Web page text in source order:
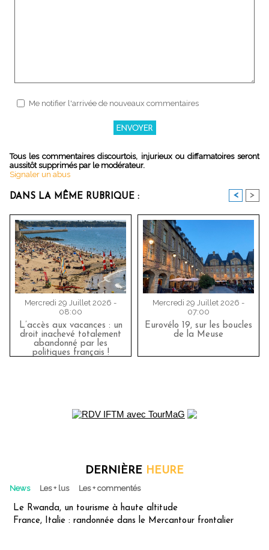
Me notifier l'arrivée de nouveaux commentaires
Tous les commentaires discourtois, injurieux ou diffamatoires seront
aussitôt supprimés par le modérateur.
Signaler un abus
DANS LA MÊME RUBRIQUE : < >
Mercredi 29 Juillet 2026 -
08:00
L’accès aux vacances : un
droit inachevé totalement
abandonné par les
politiques français !
Mercredi 29 Juillet 2026 -
07:00
Eurovélo 19, sur les boucles
de la Meuse
DERNIÈRE HEURE
News Les + lus Les + commentés
Le Rwanda, un tourisme à haute altitude
France, Italie : randonnée dans le Mercantour frontalier